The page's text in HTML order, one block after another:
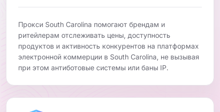
Прокси South Carolina помогают брендам и
ритейлерам отслеживать цены, доступность
продуктов и активность конкурентов на платформах
электронной коммерции в South Carolina, не вызывая
при этом антиботовые системы или баны IP.